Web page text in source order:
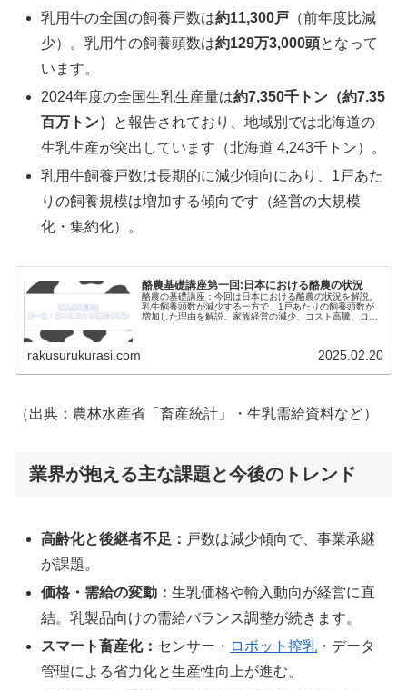
乳用牛の全国の飼養戸数は約11,300戸 （前年度比減
少）。乳用牛の飼養頭数は約129万3,000頭となって
います。
2024年度の全国生乳生産量は約7,350千トン（約7.35
百万トン）
と報告されており、地域別では北海道の
生乳生産が突出しています（北海道 4,243千トン）。
乳用牛飼養戸数は長期的に減少傾向にあり、1戸あた
りの飼養規模は増加する傾向です（経営の大規模
化・集約化）。
酪農基礎講座第一回:日本における酪農の状況
酪農の基礎講座：今回は日本における酪農の状況を解説。
乳牛飼養頭数が減少する一方で、1戸あたりの飼養頭数が
増加した理由を解説。家族経営の減少、コスト高騰、ロボ
rakusurukurasi.com 2025.02.20
（出典：農林水産省「畜産統計」・生乳需給資料など）
業界が抱える主な課題と今後のトレンド
高齢化と後継者不足： 戸数は減少傾向で、事業承継
が課題。
価格・需給の変動：生乳価格や輸入動向が経営に直
結。乳製品向けの需給バランス調整が続きます。
スマート畜産化： センサー・ ロボット搾乳 ・データ
管理による省力化と生産性向上が進む。